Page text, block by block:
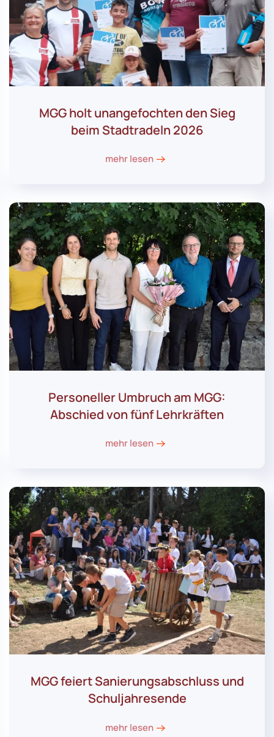
MGG holt unangefochten den Sieg
beim Stadtradeln 2026
mehr lesen
Personeller Umbruch am MGG:
Abschied von fünf Lehrkräften
mehr lesen
MGG feiert Sanierungsabschluss und
Schuljahresende
mehr lesen